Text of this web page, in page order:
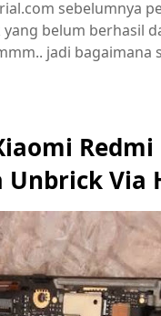
sebelumnya
belum berhasil
jadi bagaimana
Unbrick Via